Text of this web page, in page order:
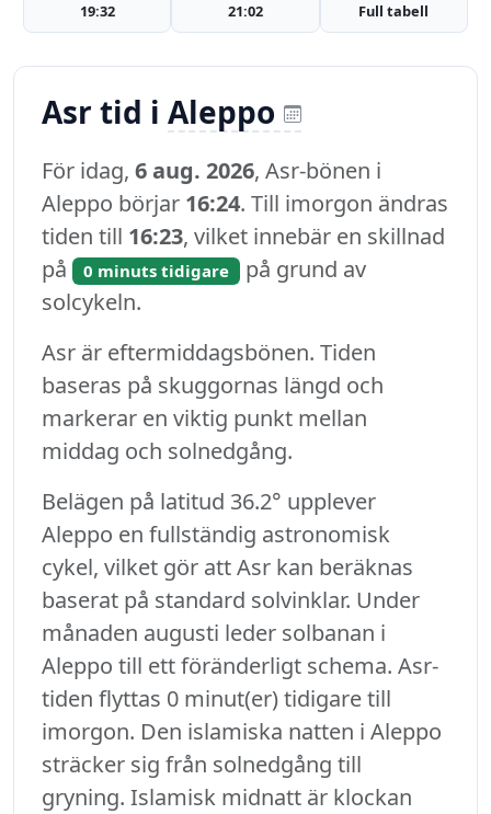
19:32 21:02 Full tabell
Asr tid i Aleppo
För idag, 6 aug. 2026, Asr-bönen i
Aleppo börjar 16:24. Till imorgon ändras
tiden till 16:23, vilket innebär en skillnad
på
0 minuts tidigare på grund av
solcykeln.
Asr är eftermiddagsbönen. Tiden
baseras på skuggornas längd och
markerar en viktig punkt mellan
middag och solnedgång.
Belägen på latitud 36.2° upplever
Aleppo en fullständig astronomisk
cykel, vilket gör att Asr kan beräknas
baserat på standard solvinklar. Under
månaden augusti leder solbanan i
Aleppo till ett föränderligt schema. Asr-
tiden flyttas 0 minut(er) tidigare till
imorgon. Den islamiska natten i Aleppo
sträcker sig från solnedgång till
gryning. Islamisk midnatt är klockan